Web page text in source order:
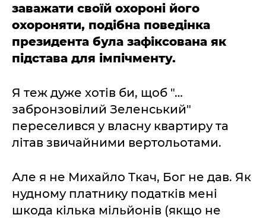
заважати своїй охороні його
охороняти, подібна поведінка
президента була зафіксована як
підстава для імпічменту.
Я теж дуже хотів би, щоб "…
забронзовілий Зеленський"
переселився у власну квартиру та
літав звичайними вертольотами.
Але я не Михайло Ткач, Бог не дав. Як
нудному платнику податків мені
шкода кілька мільйонів (якщо не